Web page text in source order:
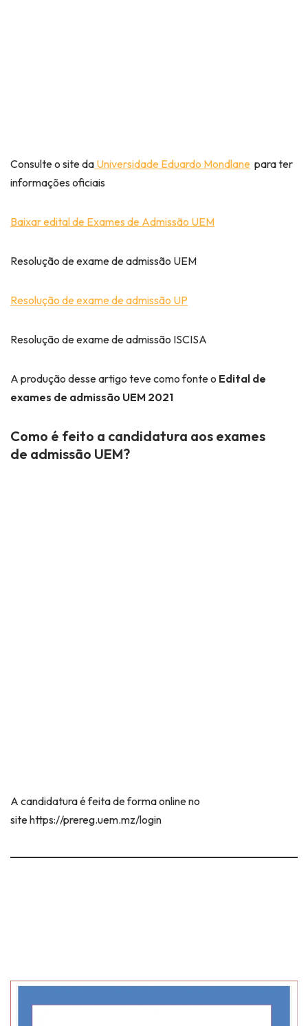
Consulte o site da Universidade Eduardo Mondlane para ter
informações oficiais
Baixar edital de Exames de Admissão UEM
Resolução de exame de admissão UEM
Resolução de exame de admissão UP
Resolução de exame de admissão ISCISA
A produção desse artigo teve como fonte o Edital de
exames de admissão UEM 2021
Como é feito a candidatura aos exames
de admissão UEM?
A candidatura é feita de forma online no
site https://prereg.uem.mz/login